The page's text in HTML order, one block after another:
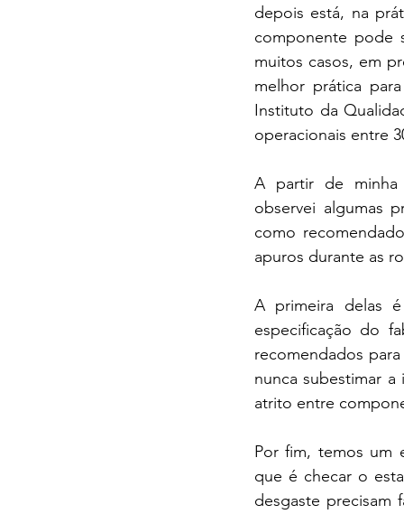
depois está, na
componente pode
muitos casos, em
melhor prática
Instituto da
operacionais entre
A partir de minha
observei algumas
como
apuros durante as
A primeira delas
especificação do
recomendados
nunca subestimar
atrito entre
Por fim, temos um
que é checar o
desgaste precisam